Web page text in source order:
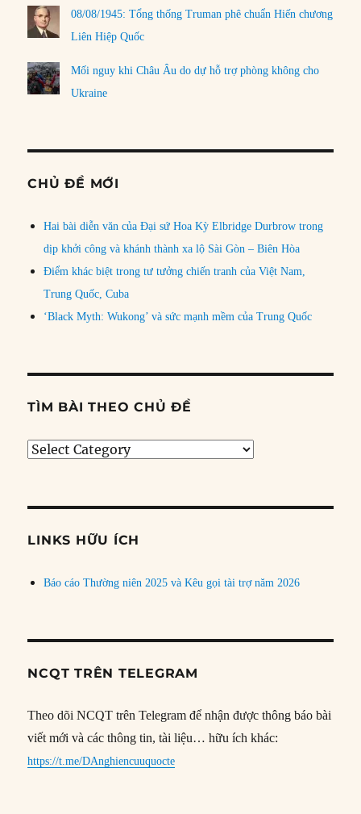
08/08/1945: Tổng thống Truman phê chuẩn Hiến chương
Liên Hiệp Quốc
Mối nguy khi Châu Âu do dự hỗ trợ phòng không cho
Ukraine
CHỦ ĐỀ MỚI
Hai bài diễn văn của Đại sứ Hoa Kỳ Elbridge Durbrow trong
dịp khởi công và khánh thành xa lộ Sài Gòn – Biên Hòa
Điểm khác biệt trong tư tưởng chiến tranh của Việt Nam,
Trung Quốc, Cuba
‘Black Myth: Wukong’ và sức mạnh mềm của Trung Quốc
TÌM BÀI THEO CHỦ ĐỀ
Tìm
đề
LINKS HỮU ÍCH
Báo cáo Thường niên 2025 và Kêu gọi tài trợ năm 2026
NCQT TRÊN TELEGRAM
Theo dõi NCQT trên Telegram để nhận được thông báo bài
viết mới và các thông tin, tài liệu… hữu ích khác:
https://t.me/DAnghiencuuquocte